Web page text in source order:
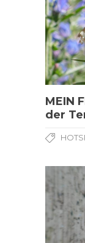
MEIN
der